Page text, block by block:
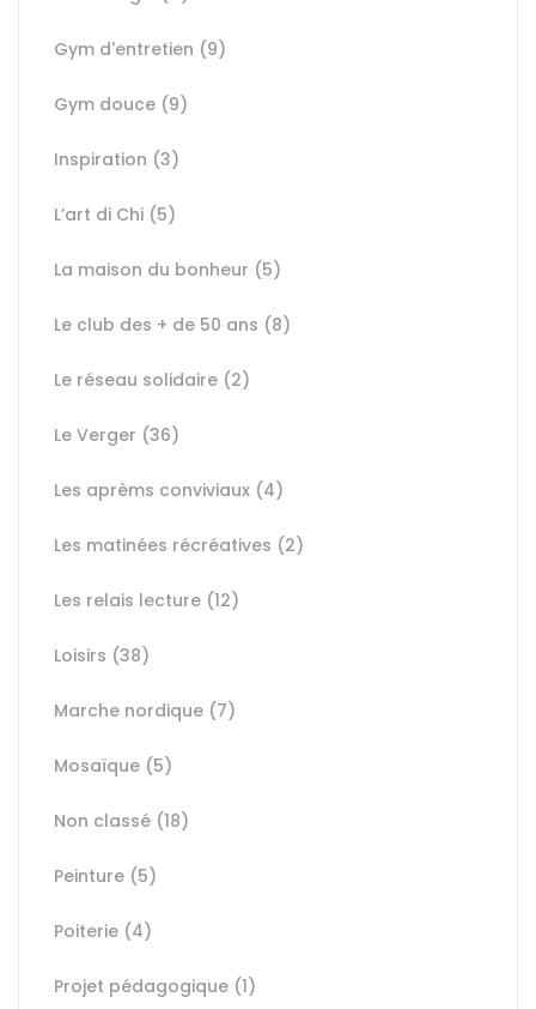
Gym d'entretien (9)
Gym douce (9)
Inspiration (3)
L’art di Chi (5)
La maison du bonheur (5)
Le club des + de 50 ans (8)
Le réseau solidaire (2)
Le Verger (36)
Les aprèms conviviaux (4)
Les matinées récréatives (2)
Les relais lecture (12)
Loisirs (38)
Marche nordique (7)
Mosaïque (5)
Non classé (18)
Peinture (5)
Poiterie (4)
Projet pédagogique (1)